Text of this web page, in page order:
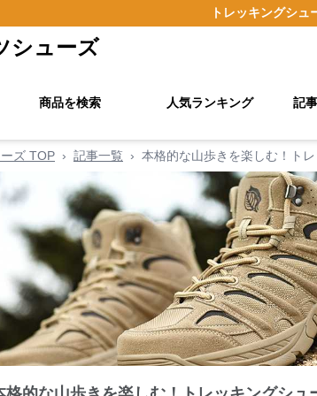
トレッキングシュ
シューズ
商品を検索 人気ランキング 記
ズ TOP › 記事一覧 › 本格的な山歩きを楽しむ！ト